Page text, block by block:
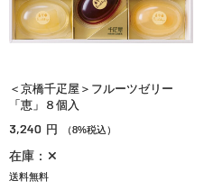
＜京橋千疋屋＞フルーツゼリー
「恵」８個入
3,240 円 （8%税込）
在庫：✕
送料無料